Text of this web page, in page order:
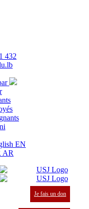
432
EN
AR
Je fais un don